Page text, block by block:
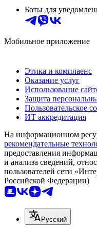
Боты для
Мобильное приложение
Этика и комплаенс
Оказание услуг
Использование
Защита
Пользовательское
ИТ аккредитация
На информационном
рекомендательные
предоставления
и анализа сведений,
пользователей сети
Российской Федерации)
Русский